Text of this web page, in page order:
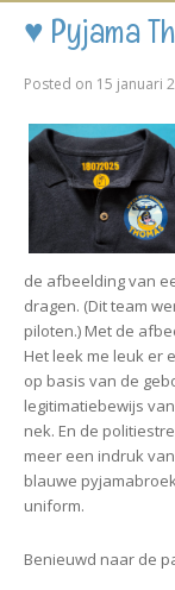
♥ Pyjama
Posted on 15 januari
de afbeelding van
dragen. (Dit team
piloten.) Met de
Het leek me leuk er
op basis van de
legitimatiebewijs
nek. En de
meer een indruk
blauwe
uniform.
Benieuwd naar de